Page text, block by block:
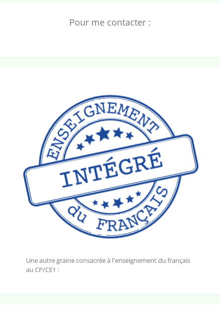
Pour me contacter :
Une autre graine consacrée à l'enseignement du français
au CP/CE1 :